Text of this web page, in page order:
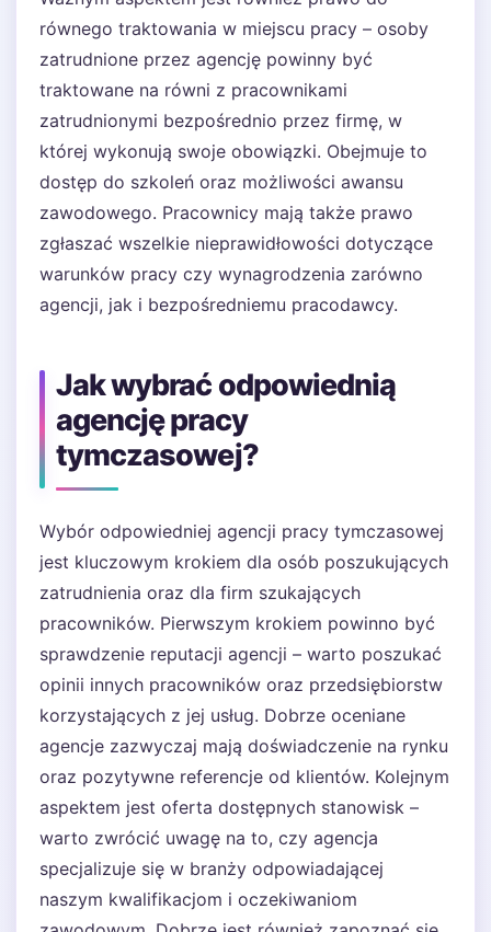
równego traktowania w miejscu pracy – osoby
zatrudnione przez agencję powinny być
traktowane na równi z pracownikami
zatrudnionymi bezpośrednio przez firmę, w
której wykonują swoje obowiązki. Obejmuje to
dostęp do szkoleń oraz możliwości awansu
zawodowego. Pracownicy mają także prawo
zgłaszać wszelkie nieprawidłowości dotyczące
warunków pracy czy wynagrodzenia zarówno
agencji, jak i bezpośredniemu pracodawcy.
Jak wybrać odpowiednią
agencję pracy
tymczasowej?
Wybór odpowiedniej agencji pracy tymczasowej
jest kluczowym krokiem dla osób poszukujących
zatrudnienia oraz dla firm szukających
pracowników. Pierwszym krokiem powinno być
sprawdzenie reputacji agencji – warto poszukać
opinii innych pracowników oraz przedsiębiorstw
korzystających z jej usług. Dobrze oceniane
agencje zazwyczaj mają doświadczenie na rynku
oraz pozytywne referencje od klientów. Kolejnym
aspektem jest oferta dostępnych stanowisk –
warto zwrócić uwagę na to, czy agencja
specjalizuje się w branży odpowiadającej
naszym kwalifikacjom i oczekiwaniom